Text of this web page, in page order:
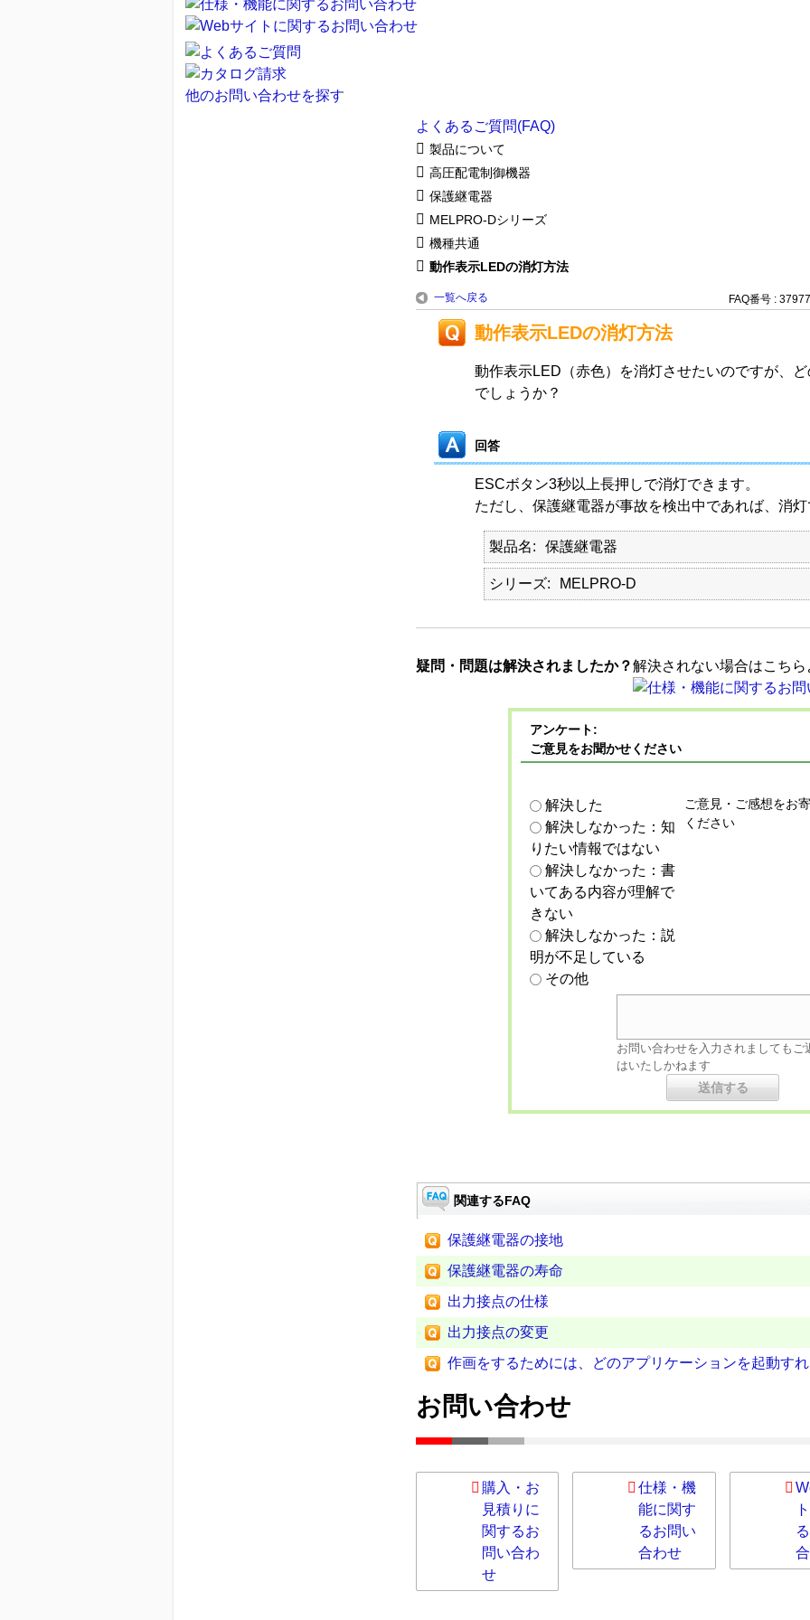
他のお問い合わせを探す
よくあるご質問(FAQ)
製品について
高圧配電制御機器
保護継電器
MELPRO-Dシリーズ
機種共通
動作表示LEDの消灯方法
一覧へ戻る FAQ番号 : 37977
動作表示LEDの消灯方法
動作表示LED（赤色）を消灯させたいのですが、
でしょうか？
回答
ESCボタン3秒以上長押しで消灯できます。
ただし、保護継電器が事故を検出中であれば、消
製品名 保護継電器
シリーズ MELPRO-D
疑問・問題は解決されましたか？解決されない場合はこち
アンケート:
ご意見をお聞かせください
解決した
解決しなかった：知
りたい情報ではない
解決しなかった：書
いてある内容が理解で
きない
解決しなかった：説
明が不足している
その他
ご意見・ご感想をお
ください
お問い合わせを入力されましてもご
はいたしかねます
関連するFAQ
保護継電器の接地
保護継電器の寿命
出力接点の仕様
出力接点の変更
作画をするためには、どのアプリケーションを起動す
お問い合わせ
購入・お
見積りに
関するお
問い合わ
せ
仕様・機
能に関す
るお問い
合わせ